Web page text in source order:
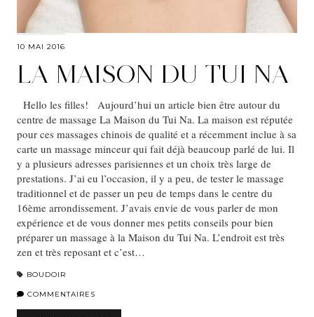
10 MAI 2016
LA MAISON DU TUI NA
Hello les filles! Aujourd’hui un article bien être autour du
centre de massage La Maison du Tui Na. La maison est réputée
pour ces massages chinois de qualité et a récemment inclue à sa
carte un massage minceur qui fait déjà beaucoup parlé de lui. Il
y a plusieurs adresses parisiennes et un choix très large de
prestations. J’ai eu l’occasion, il y a peu, de tester le massage
traditionnel et de passer un peu de temps dans le centre du
16ème arrondissement. J’avais envie de vous parler de mon
expérience et de vous donner mes petits conseils pour bien
préparer un massage à la Maison du Tui Na. L’endroit est très
zen et très reposant et c’est…
BOUDOIR
COMMENTAIRES